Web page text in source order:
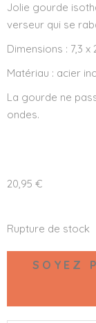
Jolie gourde
verseur qui se
Dimensions : 7,3 x
Matériau : acier
La gourde ne
ondes.
20,95 €
Rupture de stock
SOYEZ